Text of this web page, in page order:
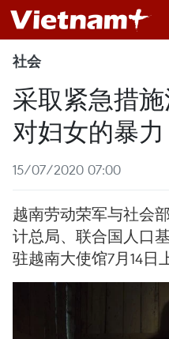
社会
采取紧急措
对妇女的暴力
15/07/2020 07:00
越南劳动荣军与社会
计总局、联合国人口
驻越南大使馆7月14日